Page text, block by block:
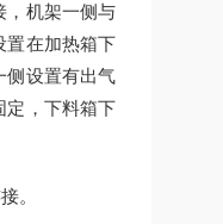
，机架一侧与
置在加热箱下
侧设置有出气
定，下料箱下
。